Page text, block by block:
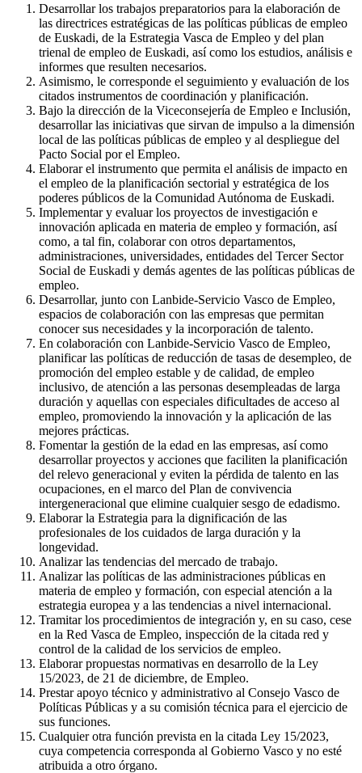
Desarrollar los trabajos preparatorios para la elaboración de
las directrices estratégicas de las políticas públicas de empleo
de Euskadi, de la Estrategia Vasca de Empleo y del plan
trienal de empleo de Euskadi, así como los estudios, análisis e
informes que resulten necesarios.
Asimismo, le corresponde el seguimiento y evaluación de los
citados instrumentos de coordinación y planificación.
Bajo la dirección de la Viceconsejería de Empleo e Inclusión,
desarrollar las iniciativas que sirvan de impulso a la dimensión
local de las políticas públicas de empleo y al despliegue del
Pacto Social por el Empleo.
Elaborar el instrumento que permita el análisis de impacto en
el empleo de la planificación sectorial y estratégica de los
poderes públicos de la Comunidad Autónoma de Euskadi.
Implementar y evaluar los proyectos de investigación e
innovación aplicada en materia de empleo y formación, así
como, a tal fin, colaborar con otros departamentos,
administraciones, universidades, entidades del Tercer Sector
Social de Euskadi y demás agentes de las políticas públicas de
empleo.
Desarrollar, junto con Lanbide-Servicio Vasco de Empleo,
espacios de colaboración con las empresas que permitan
conocer sus necesidades y la incorporación de talento.
En colaboración con Lanbide-Servicio Vasco de Empleo,
planificar las políticas de reducción de tasas de desempleo, de
promoción del empleo estable y de calidad, de empleo
inclusivo, de atención a las personas desempleadas de larga
duración y aquellas con especiales dificultades de acceso al
empleo, promoviendo la innovación y la aplicación de las
mejores prácticas.
Fomentar la gestión de la edad en las empresas, así como
desarrollar proyectos y acciones que faciliten la planificación
del relevo generacional y eviten la pérdida de talento en las
ocupaciones, en el marco del Plan de convivencia
intergeneracional que elimine cualquier sesgo de edadismo.
Elaborar la Estrategia para la dignificación de las
profesionales de los cuidados de larga duración y la
longevidad.
Analizar las tendencias del mercado de trabajo.
Analizar las políticas de las administraciones públicas en
materia de empleo y formación, con especial atención a la
estrategia europea y a las tendencias a nivel internacional.
Tramitar los procedimientos de integración y, en su caso, cese
en la Red Vasca de Empleo, inspección de la citada red y
control de la calidad de los servicios de empleo.
Elaborar propuestas normativas en desarrollo de la Ley
15/2023, de 21 de diciembre, de Empleo.
Prestar apoyo técnico y administrativo al Consejo Vasco de
Políticas Públicas y a su comisión técnica para el ejercicio de
sus funciones.
Cualquier otra función prevista en la citada Ley 15/2023,
cuya competencia corresponda al Gobierno Vasco y no esté
atribuida a otro órgano.